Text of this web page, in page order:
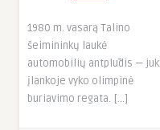
1980 m. vasarą Talino
šeimininkų laukė
automobilių antplūdis — juk
įlankoje vyko olimpinė
buriavimo regata. […]